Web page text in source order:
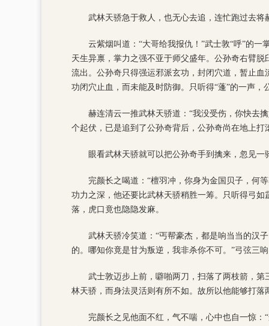
武林天骄急于救人，也无心去追，连忙跑过去
云紫烟叫道：“大哥给我报仇！”武士敦“呼”的
天生异禀，掌力之强不亚于师父盛年。公孙奇右臂
流出。公孙奇只得强运邪派玄功，封闭穴道，暂止
功闭穴止血，而未能及时防御。只听得“蓬”的一声
赫连清云一推武林天骄道：“我没受伤，你快去
个起伏，已是追到了公孙奇背后，公孙奇尚在地上打
眼看武林天骄就可以把公孙奇手到擒来，忽见
完颜长之喝道：“檀羽冲，你身为金国贝子，何
功力之深，他还要比武林天骄稍胜一筹。只听得弓
落，虎口竟也隐隐发麻。
武林天骄冷笑道：“丐帮豪杰，都是响当当的汉
的。哪知你竟是甘为叛逆，我非杀你不可。”弓弦三
武士敦迈步上前，噼啪两刀，扫落了两枝箭，
林天骄，而身法灵活则有所不如。故所以他能够打
完颜长之见他面不红，气不喘，心中也自一惊